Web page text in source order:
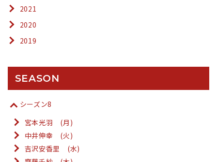
2021
2020
2019
SEASON
シーズン8
宮本光羽 (月)
中井伸幸 (火)
吉沢安香里 (水)